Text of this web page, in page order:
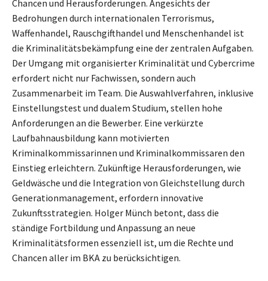
Chancen und Herausforderungen. Angesichts der
Bedrohungen durch internationalen Terrorismus,
Waffenhandel, Rauschgifthandel und Menschenhandel ist
die Kriminalitätsbekämpfung eine der zentralen Aufgaben.
Der Umgang mit organisierter Kriminalität und Cybercrime
erfordert nicht nur Fachwissen, sondern auch
Zusammenarbeit im Team. Die Auswahlverfahren, inklusive
Einstellungstest und dualem Studium, stellen hohe
Anforderungen an die Bewerber. Eine verkürzte
Laufbahnausbildung kann motivierten
Kriminalkommissarinnen und Kriminalkommissaren den
Einstieg erleichtern. Zukünftige Herausforderungen, wie
Geldwäsche und die Integration von Gleichstellung durch
Generationmanagement, erfordern innovative
Zukunftsstrategien. Holger Münch betont, dass die
ständige Fortbildung und Anpassung an neue
Kriminalitätsformen essenziell ist, um die Rechte und
Chancen aller im BKA zu berücksichtigen.